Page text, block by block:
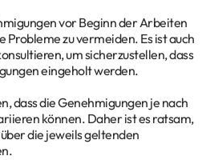
vor Beginn der Arbeiten
zu vermeiden. Es ist auch
um sicherzustellen, dass
eingeholt werden.
dass die Genehmigungen je nach
können. Daher ist es ratsam,
die jeweils geltenden